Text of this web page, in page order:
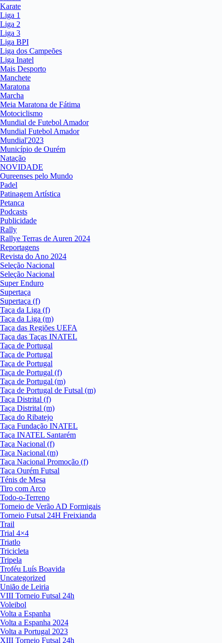
Karate
Liga 1
Liga 2
Liga 3
Liga BPI
Liga dos Campeões
Liga Inatel
Mais Desporto
Manchete
Maratona
Marcha
Meia Maratona de Fátima
Motociclismo
Mundial de Futebol Amador
Mundial Futebol Amador
Mundial'2023
Município de Ourém
Natação
NOVIDADE
Oureenses pelo Mundo
Padel
Patinagem Artística
Petanca
Podcasts
Publicidade
Rally
Rallye Terras de Auren 2024
Reportagens
Revista do Ano 2024
Seleção Nacional
Seleção Nacional
Super Enduro
Supertaça
Supertaça (f)
Taça da Liga (f)
Taça da Liga (m)
Taça das Regiões UEFA
Taça das Taças INATEL
Taça de Portugal
Taça de Portugal
Taça de Portugal
Taça de Portugal (f)
Taça de Portugal (m)
Taça de Portugal de Futsal (m)
Taça Distrital (f)
Taça Distrital (m)
Taça do Ribatejo
Taça Fundação INATEL
Taça INATEL Santarém
Taça Nacional (f)
Taça Nacional (m)
Taça Nacional Promoção (f)
Taça Ourém Futsal
Ténis de Mesa
Tiro com Arco
Todo-o-Terreno
Torneio de Verão AD Formigais
Torneio Futsal 24H Freixianda
Trail
Trial 4×4
Triatlo
Tricicleta
Tripela
Troféu Luís Boavida
Uncategorized
União de Leiria
VIII Torneio Futsal 24h
Voleibol
Volta a Espanha
Volta a Espanha 2024
Volta a Portugal 2023
XIII Torneio Futsal 24h